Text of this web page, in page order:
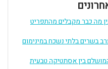
מה כבר מקבלים מהתפריט
בשרים בלתי נשכח במינימום
בין אסתטיקה טבעית